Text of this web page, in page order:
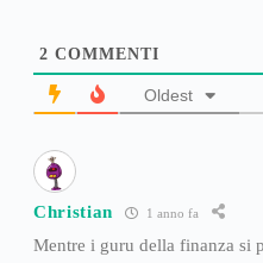
2 COMMENTI
Oldest
Christian 1 anno fa
Mentre i guru della finanza si